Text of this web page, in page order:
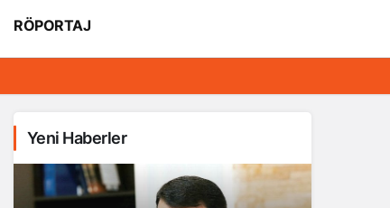
RÖPORTAJ
Yeni Haberler